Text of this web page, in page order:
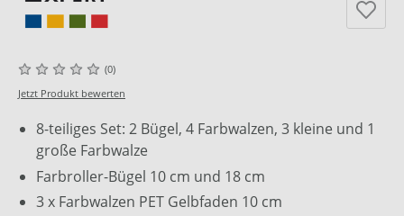
(0)
Jetzt Produkt bewerten
8-teiliges Set: 2 Bügel, 4 Farbwalzen, 3 kleine und 1
große Farbwalze
Farbroller-Bügel 10 cm und 18 cm
3 x Farbwalzen PET Gelbfaden 10 cm